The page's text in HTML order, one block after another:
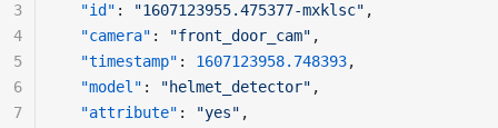
  "id"
: "1607123955.475377-mxklsc" ,
  "camera"
: "front_door_cam" ,
  "timestamp"
: 1607123958.748393,
  "model"
: "helmet_detector" ,
  "attribute"
: "yes" ,
3
4
5
6
7